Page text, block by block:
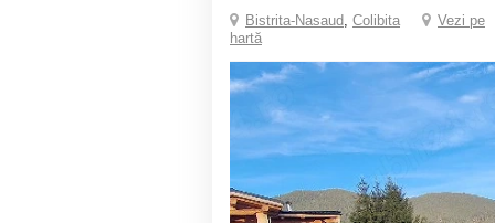
Bistrita-Nasaud, Colibita
Vezi pe
hartă